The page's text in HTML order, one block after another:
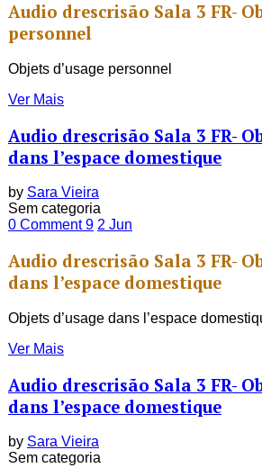
Audio drescrisão Sala 3 FR-
personnel
Objets d’usage personnel
Ver Mais
Audio drescrisão Sala 3 FR-
dans l’espace domestique
by Sara Vieira
Sem categoria
0 Comment9 2 Jun
Audio drescrisão Sala 3 FR-
dans l’espace domestique
Objets d’usage dans l’espace
Ver Mais
Audio drescrisão Sala 3 FR-
dans l’espace domestique
by Sara Vieira
Sem categoria